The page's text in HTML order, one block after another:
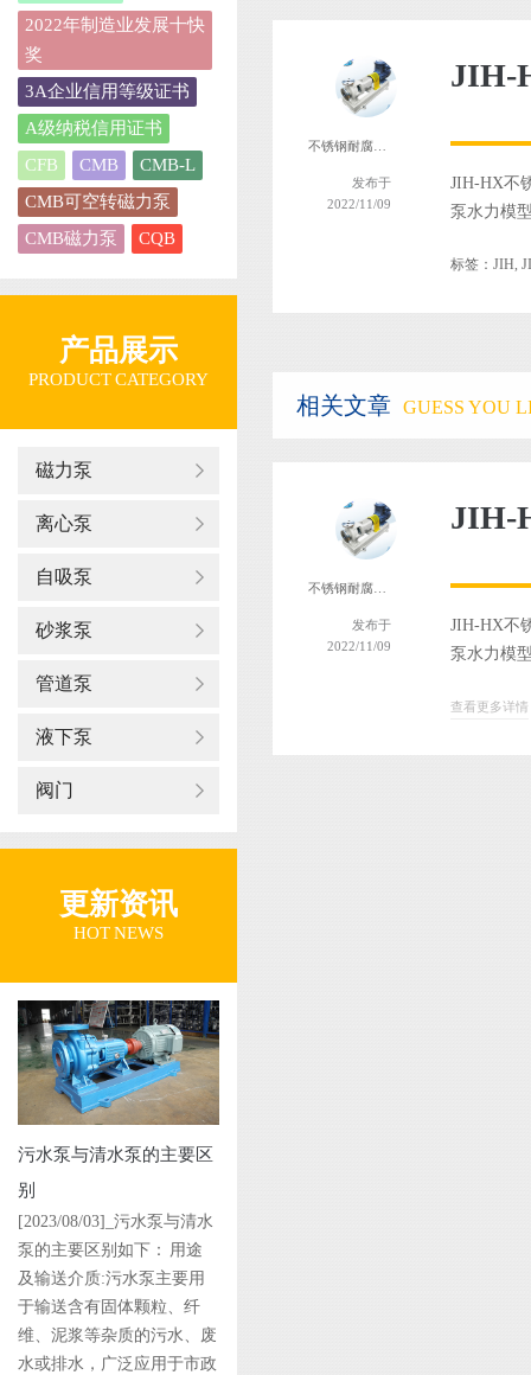
2022年制造业发展十快
奖
3A企业信用等级证书
A级纳税信用证书
CFB
CMB
CMB-L
CMB可空转磁力泵
CMB磁力泵
CQB
产品展示
PRODUCT CATEGORY
磁力泵
离心泵
自吸泵
砂浆泵
管道泵
液下泵
阀门
更新资讯
HOT NEWS
污水泵与清水泵的主要区
别
[2023/08/03]_污水泵与清水
泵的主要区别如下： 用途
及输送介质:污水泵主要用
于输送含有固体颗粒、纤
维、泥浆等杂质的污水、废
水或排水，广泛应用于市政
发布于
2022/11/09
JIH-
JIH-HX不
泵水力模
标签： JIH,
相关文章 GUESS YOU
发布于
2022/11/09
JIH-
JIH-HX不
泵水力模
查看更多详情